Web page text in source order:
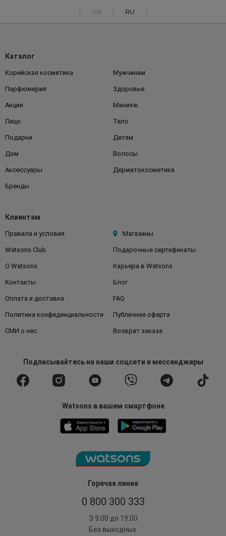
UA RU
Горячая линия
0 800 300 333
З 9:00 до 19:00
Без выходных
Каталог
Корейская косметика Мужчинам
Парфюмерия Здоровье
Акции Макияж
Лицо Тело
Подарки Детям
Дом Волосы
Аксессуары Дерматокосметика
Бренды
Клиентам
Правила и условия Магазины
Watsons Club Подарочные сертификаты
О Watsons Карьера в Watsons
Контакты Блог
Оплата и доставка FAQ
Политика конфиденциальности Публичная оферта
СМИ о нас Возврат заказа
Подписывайтесьна наши соцсети и мессенджеры
Watsons в вашем смартфоне